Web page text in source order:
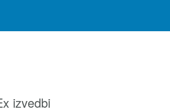
izvedbi